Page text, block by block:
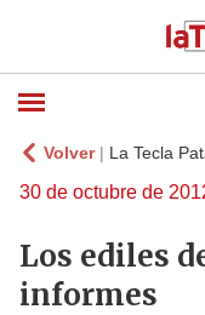
Volver| La Tecla
30 de octubre de
Los ediles
informes